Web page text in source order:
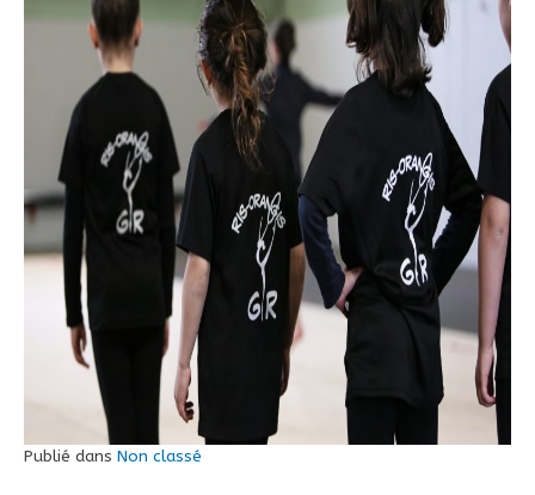
Publié dans Non classé